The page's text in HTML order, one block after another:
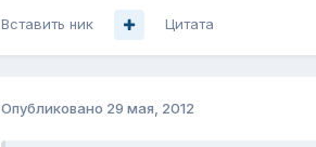
Вставить ник Цитата
Опубликовано 29 мая, 2012